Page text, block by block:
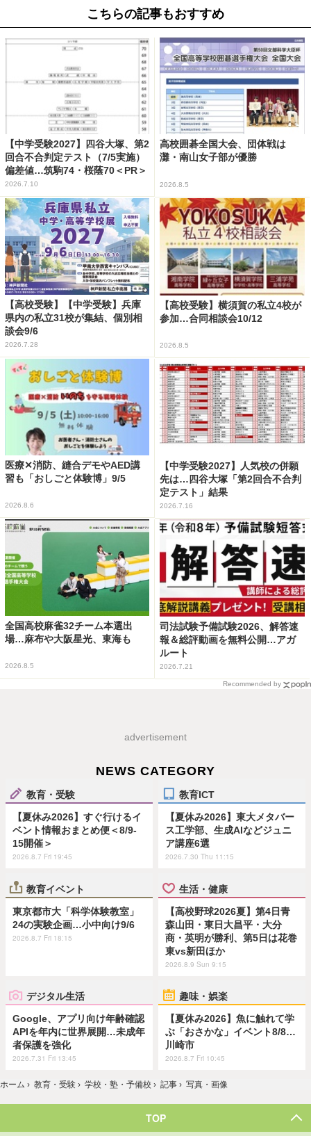
こちらの記事もおすすめ
【中学受験2027】四谷大塚、第2
回合不合判定テスト（7/5実施）
偏差値…筑駒74・桜蔭70＜PR＞
2026.7.10
高校囲碁全国大会、団体戦は
灘・南山女子部が優勝
2026.8.5
【高校受験】【中学受験】兵庫
県内の私立31校が集結、個別相
談会9/6
2026.7.28
【高校受験】横須賀の私立4校が
参加…合同相談会10/12
2026.8.5
医療✕消防、縫合デモやAED講
習も「おしごと体験博」9/5
2026.8.6
【中学受験2027】人気校の併願
先は…四谷大塚「第2回合不合判
定テスト」結果
2026.7.16
全国高校麻雀32チーム本選出
場…麻布や大阪星光、東海も
2026.8.5
司法試験予備試験2026、解答速
報＆総評動画を無料公開…アガ
ルート
2026.7.21
Recommended by
advertisement
NEWS CATEGORY
教育・受験
【夏休み2026】すぐ行けるイ
ベント情報おまとめ便＜8/9-
15開催＞
2026.8.7 Fri 19:45
教育ICT
【夏休み2026】東大メタバー
ス工学部、生成AIなどジュニ
ア講座6選
2026.7.30 Thu 11:15
教育イベント
東京都市大「科学体験教室」
24の実験企画…小中向け9/6
2026.8.7 Fri 18:15
生活・健康
【高校野球2026夏】第4日青
森山田・東日大昌平・大分
商・英明が勝利、第5日は花巻
東vs新田ほか
2026.8.9 Sun 9:15
デジタル生活
Google、アプリ向け年齢確認
APIを年内に世界展開…未成年
者保護を強化
2026.7.31 Fri 13:45
趣味・娯楽
【夏休み2026】魚に触れて学
ぶ「おさかな」イベント8/8…
川崎市
2026.8.7 Fri 10:45
ホーム › 教育・受験 › 学校・塾・予備校 › 記事 › 写真・画像
TOP